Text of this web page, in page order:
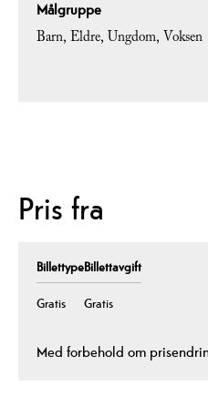
Målgruppe
Barn Eldre Ungdom Voksen
Pris fra
BillettypeBillettavgift
Gratis Gratis
Med forbehold om